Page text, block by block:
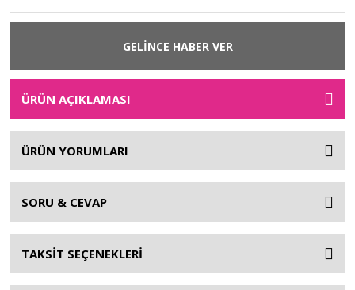
GELİNCE HABER VER
ÜRÜN AÇIKLAMASI
ÜRÜN YORUMLARI
SORU & CEVAP
TAKSİT SEÇENEKLERİ